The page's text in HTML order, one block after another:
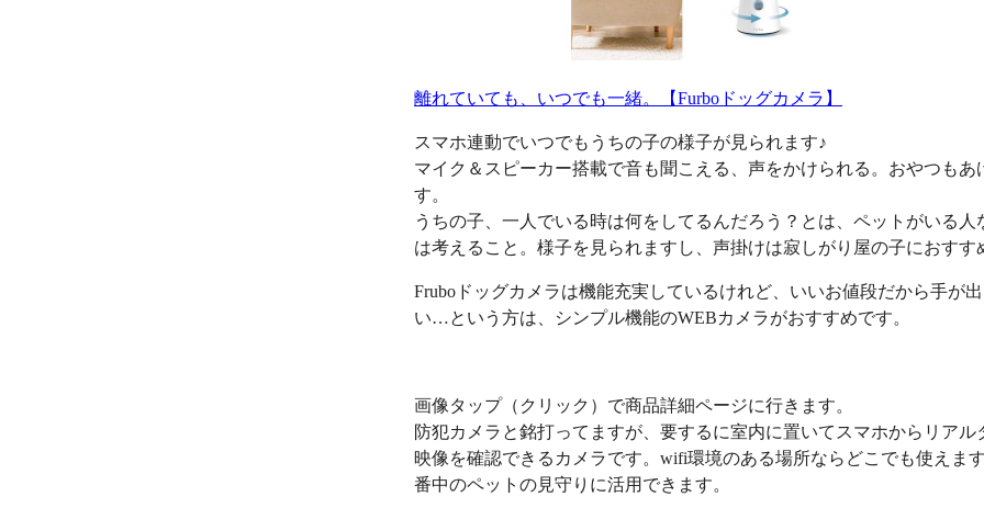
離れていても、いつでも一緒。【Furboドッグカメラ】
スマホ連動でいつでもうちの子の様子が見られます♪
マイク＆スピーカー搭載で音も聞こえる、声をかけられる。おやつもあ
す。
うちの子、一人でいる時は何をしてるんだろう？とは、ペットがいる人
は考えること。様子を見られますし、声掛けは寂しがり屋の子におすす
Fruboドッグカメラは機能充実しているけれど、いいお値段だから手が出
い…という方は、シンプル機能のWEBカメラがおすすめです。
画像タップ（クリック）で商品詳細ページに行きます。
防犯カメラと銘打ってますが、要するに室内に置いてスマホからリアル
映像を確認できるカメラです。wifi環境のある場所ならどこでも使えま
番中のペットの見守りに活用できます。